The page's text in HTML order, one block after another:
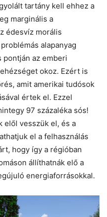
tartány kell ehhez a
marginális a
édesvíz morális
alapanyag
pontján az emberi
okoz. Ezért is
amit amerikai tudósok
értek el. Ezzel
97 százaléka sós!
elől vesszük el, és a
el a felhasználás
hogy így a régióban
állíthatnák elő a
energiaforrásokkal.